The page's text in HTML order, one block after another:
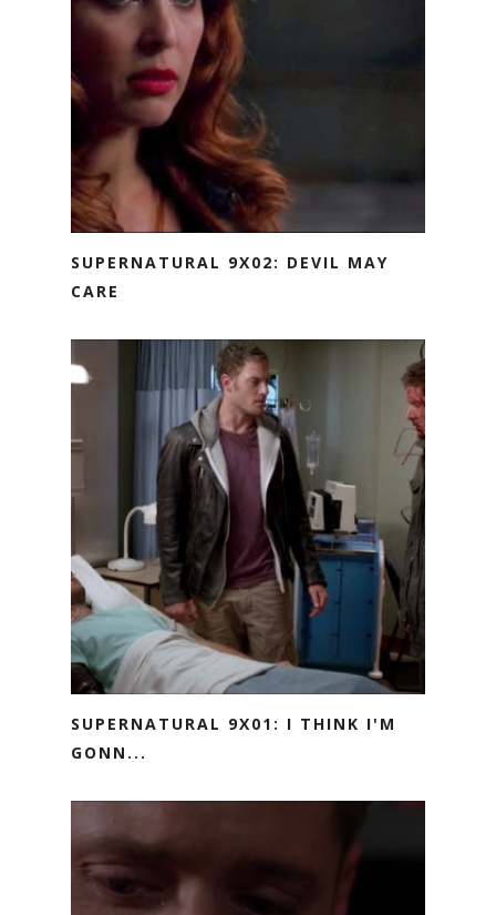
SUPERNATURAL 9X02: DEVIL MAY
CARE
SUPERNATURAL 9X01: I THINK I'M
GONN...